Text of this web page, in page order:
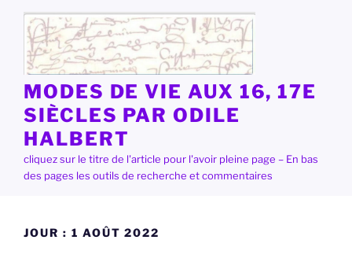
contenu
principal
MODES DE VIE AUX 16, 17E
SIÈCLES PAR ODILE
HALBERT
cliquez sur le titre de l'article pour l'avoir pleine page – En bas
des pages les outils de recherche et commentaires
JOUR : 1 AOÛT 2022